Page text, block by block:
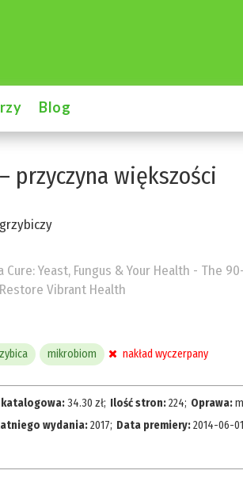
Blog
przyczyna większości
Cure: Yeast, Fungus & Your Health - The
Vibrant Health
mikrobiom nakład wyczerpany
katalogowa:34.30 zł; Ilość stron:224; Oprawa:
wydania:2017; Data premiery:2014-06-01